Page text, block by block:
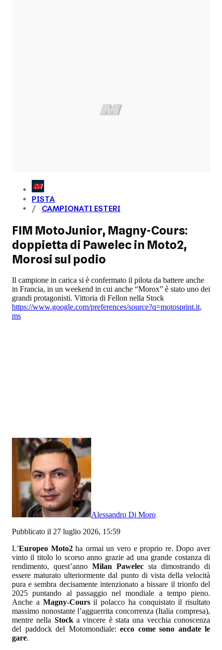
PISTA
CAMPIONATI ESTERI
FIM MotoJunior, Magny-Cours:
doppietta di Pawelec in Moto2,
Morosi sul podio
Il campione in carica si è confermato il pilota da battere anche
in Francia, in un weekend in cui anche “Morox” è stato uno dei
grandi protagonisti. Vittoria di Fellon nella Stock
https://www.google.com/preferences/source?q=motosprint.it,
ms
Alessandro Di Moro
Pubblicato il 27 luglio 2026, 15:59
L’Europeo Moto2ha ormai un vero e proprio re. Dopo aver
vinto il titolo lo scorso anno grazie ad una grande costanza di
rendimento, quest’anno Milan Pawelec sta dimostrando di
essere maturato ulteriormente dal punto di vista della velocità
pura e sembra decisamente intenzionato a bissare il trionfo del
2025 puntando al passaggio nel mondiale a tempo pieno.
Anche a Magny-Coursil polacco ha conquistato il risultato
massimo nonostante l’agguerrita concorrenza (Italia compresa),
mentre nella Stocka vincere è stata una vecchia conoscenza
del paddock del Motomondiale: ecco come sono andate le
gare.